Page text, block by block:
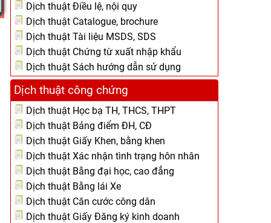
Dịch thuật Điều lệ, nội quy
Dịch thuật Catalogue, brochure
Dịch thuật Tài liệu MSDS, SDS
Dịch thuật Chứng từ xuất nhập khẩu
Dịch thuật Sách hướng dẫn sử dụng
Dịch thuật công chứng
Dịch thuật Học bạ TH, THCS, THPT
Dịch thuật Bảng điểm ĐH, CĐ
Dịch thuật Giấy Khen, bằng khen
Dịch thuật Xác nhận tình trạng hôn nhân
Dịch thuật Bằng đại học, cao đẳng
Dịch thuật Bằng lái Xe
Dịch thuật Căn cước công dân
Dịch thuật Giấy Đăng ký kinh doanh